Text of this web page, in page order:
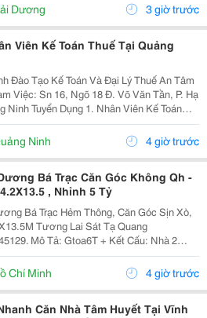
Dương 3 giờ trước
Viên Kế Toán Thuế Tại Quảng
Đào Tạo Kế Toán Và Đại Lý Thuế An Tâm
Việc: Sn 16, Ngõ 18 Đ. Võ Văn Tần, P. Hạ
Viên Kế Toán
Đến Kế Toán Thuế...
Ninh 4 giờ trước
Bá Trạc Căn Góc Không Qh -
, Nhỉnh 5 Tỷ
Bá Trạc Hẻm Thông, Căn Góc Sịn Xò,
Tương Lai Sát Tạ Quang
Mô Tả: Gtoa6T + Kết Cấu: Nhà 2
Cố, 2 Phòng. + Vị Trí: Ngay Dương Bá
Tạ Quang Bửu, Âu Dương Lân, Nguyễn Thị
Chí Minh 4 giờ trước
Căn Nhà Tâm Huyết Tại Vĩnh